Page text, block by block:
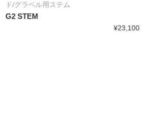
ド/グラベル用ステム
G2 STEM
¥23,100